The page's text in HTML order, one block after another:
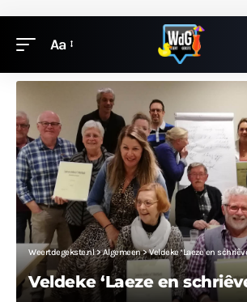
Aa
Weertdegekste.nl>Algemeen>Veldeke ‘Laeze en
Veldeke ‘Laeze en